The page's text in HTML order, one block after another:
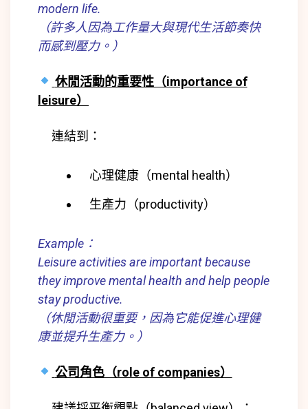
modern life.
（許多人因為工作量大與現代生活節奏快
而感到壓力。）
休閒活動的重要性（importance of
leisure）
連結到：
心理健康（mental health）
生產力（productivity）
Example：
Leisure activities are important because
they improve mental health and help people
stay productive.
（休閒活動很重要，因為它能促進心理健
康並提升生產力。）
公司角色（role of companies）